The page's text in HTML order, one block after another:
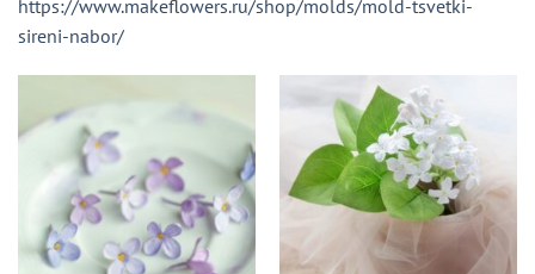
https://www.makeflowers.ru/shop/molds/mold-tsvetki-
sireni-nabor/